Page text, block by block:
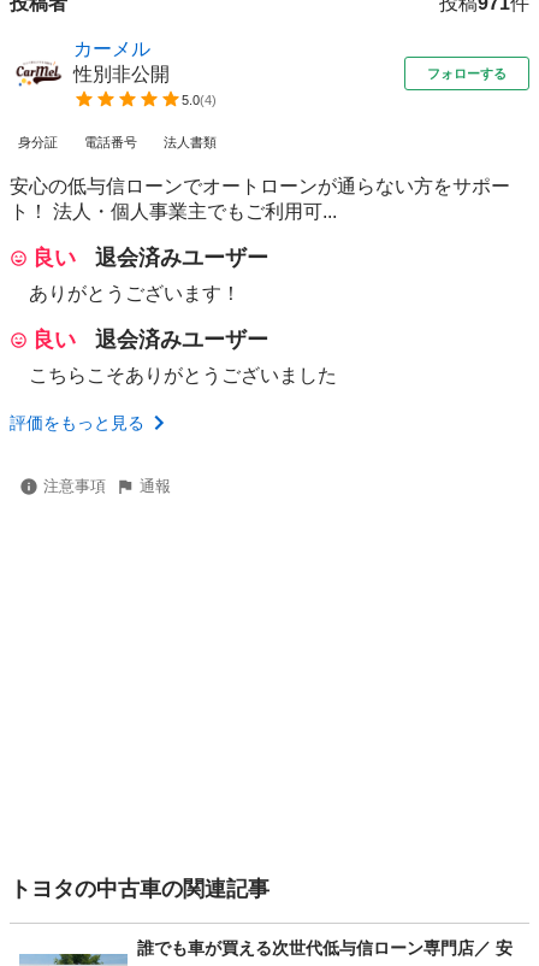
カーメル
性別非公開
5.0(4)
フォローする
身分証 電話番号 法人書類
安心の低与信ローンでオートローンが通らない方をサポー
ト！ 法人・個人事業主でもご利用可...
良い 退会済みユーザー
ありがとうございます！
良い 退会済みユーザー
こちらこそありがとうございました
評価をもっと見る
注意事項 通報
トヨタの中古車の関連記事
誰でも車が買える次世代低与信ローン専門店／ 安